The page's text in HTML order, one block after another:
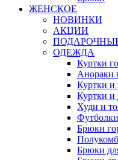
ЖЕНСКОЕ
НОВИНКИ
АКЦИИ
ОДЕЖДА
Куртки
Анораки
Куртки и
Куртки и
Худи и
Брюки
Брюки